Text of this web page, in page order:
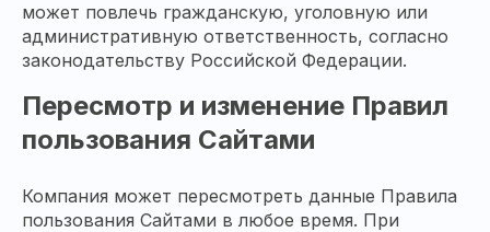
может повлечь гражданскую, уголовную или
административную ответственность, согласно
законодательству Российской Федерации.
Пересмотр и изменение Правил
пользования Сайтами
Компания может пересмотреть данные Правила
пользования Сайтами в любое время. При